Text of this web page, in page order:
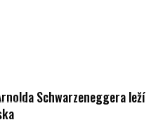
Schwarzeneggera leží